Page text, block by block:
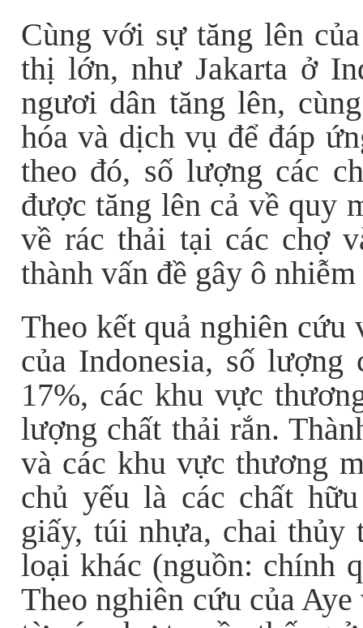
Cùng với sự tăng lên
thị lớn, như Jakarta ở
ngươi dân tăng lên,
hóa và dịch vụ để đáp
theo đó, số lượng các
được tăng lên cả về quy
về rác thải tại các chợ
thành vấn đề gây ô
Theo kết quả nghiên cứu
của Indonesia, số
17%, các khu vực
lượng chất thải rắn.
và các khu vực thương
chủ yếu là các chất
giấy, túi nhựa, chai thủy
loại khác (nguồn: chính
Theo nghiên cứu của